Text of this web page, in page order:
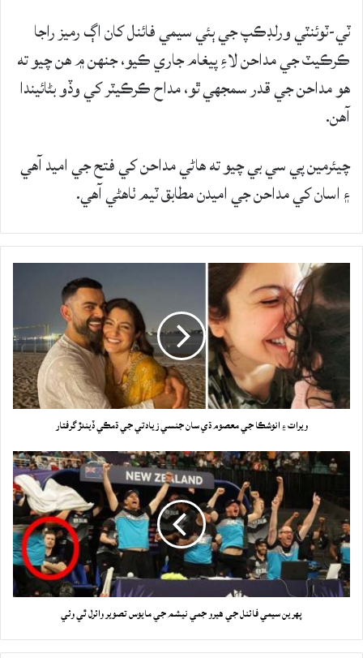
ٽي-ٽوئنٽي ورلڊڪپ جي ٻئي سيمي فائنل کان اڳ رميز راجا
ڪرڪيٽ جي مداحن لاءِ پيغام جاري ڪيو، جنهن ۾ هن چيو ته
هو مداحن جي قدر سمجهي ٿو، مداح ڪرڪيٽر کي وڏو بڻائيندا
آهن.
چيئرمين پي سي بي چيو ته هاڻي مداحن کي فتح جي اميد آهي
۽ اسان کي مداحن جي اميدن مطابق ٽيم ٺاهڻي آهي.
ويرات ۽ انوشڪا جي معصوم ڌي سان جنسي زيادتي جي ڌمڪي ڏيندڙ گرفتار
پهرين سيمي فائنل جي هيرو جمي نيشم جي مايوس تصوير وائرل ٿي وئي